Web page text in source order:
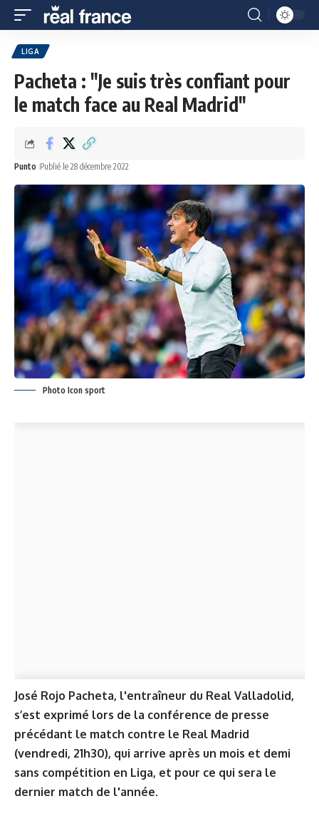
LIGA
Pacheta : "Je suis très confiant pour
le match face au Real Madrid"
Punto Publié le 28 décembre 2022
Photo Icon sport
José Rojo Pacheta, l'entraîneur du Real Valladolid,
s’est exprimé lors de la conférence de presse
précédant le match contre le Real Madrid
(vendredi, 21h30), qui arrive après un mois et demi
sans compétition en Liga, et pour ce qui sera le
dernier match de l'année.